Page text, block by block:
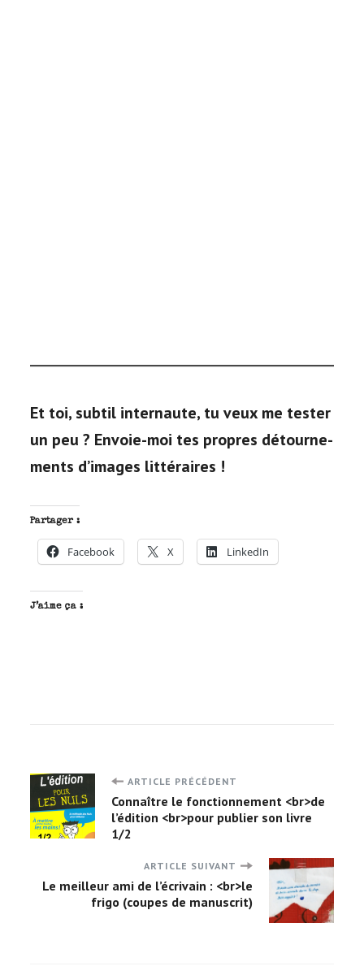
Et toi, sub­til inter­naute, tu veux me tes­ter
un peu ? Envoie-moi tes propres détour­ne­
ments d’i­mages littéraires !
Partager :
Facebook X LinkedIn
J’aime ça :
Navigation
d'article
ARTICLE PRÉCÉDENT
Connaître le fonctionnement <br>de
l’édition <br>pour publier son livre
1/2
ARTICLE SUIVANT
Le meilleur ami de l’écrivain : <br>le
frigo (coupes de manuscrit)